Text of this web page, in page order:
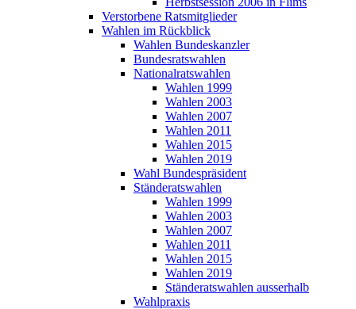
Verstorbene Ratsmitglieder
Wahlen im Rückblick
Wahlen Bundeskanzler
Bundesratswahlen
Nationalratswahlen
Wahlen 1999
Wahlen 2003
Wahlen 2007
Wahlen 2011
Wahlen 2015
Wahlen 2019
Wahl Bundespräsident
Ständeratswahlen
Wahlen 1999
Wahlen 2003
Wahlen 2007
Wahlen 2011
Wahlen 2015
Wahlen 2019
Ständeratswahlen ausserhalb
Wahlpraxis